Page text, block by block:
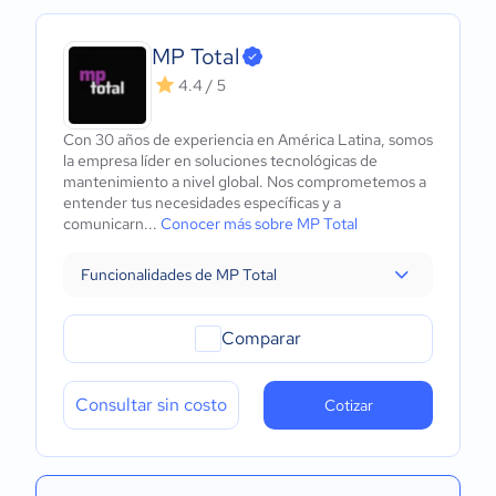
MP Total
4.4 / 5
Con 30 años de experiencia en América Latina, somos
la empresa líder en soluciones tecnológicas de
mantenimiento a nivel global. Nos comprometemos a
entender tus necesidades específicas y a
comunicarn... Conocer más sobre MP Total
Funcionalidades de MP Total
Comparar
Consultar sin costo Cotizar